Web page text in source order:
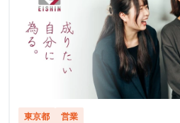
東京都 営業